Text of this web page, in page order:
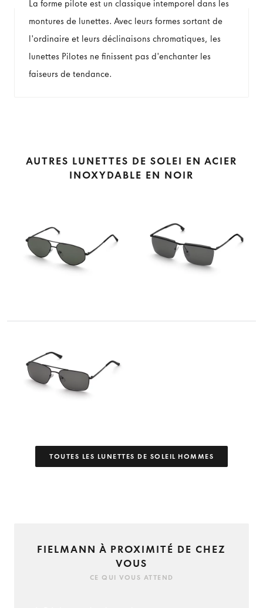
La forme pilote est un classique intemporel dans les
montures de lunettes. Avec leurs formes sortant de
l'ordinaire et leurs déclinaisons chromatiques, les
lunettes Pilotes ne finissent pas d'enchanter les
faiseurs de tendance.
AUTRES LUNETTES DE SOLEI EN ACIER
INOXYDABLE EN NOIR
TOUTES LES LUNETTES DE SOLEIL HOMMES
FIELMANN À PROXIMITÉ DE CHEZ
VOUS
CE QUI VOUS ATTEND